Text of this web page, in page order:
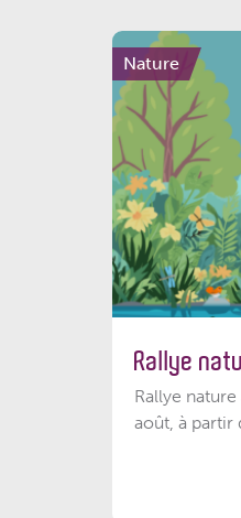
Nature
Rallye
Rallye
août, à partir